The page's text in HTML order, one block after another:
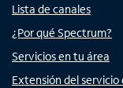
Lista de canales
¿Por qué Spectrum?
Servicios en tu área
Extensión del